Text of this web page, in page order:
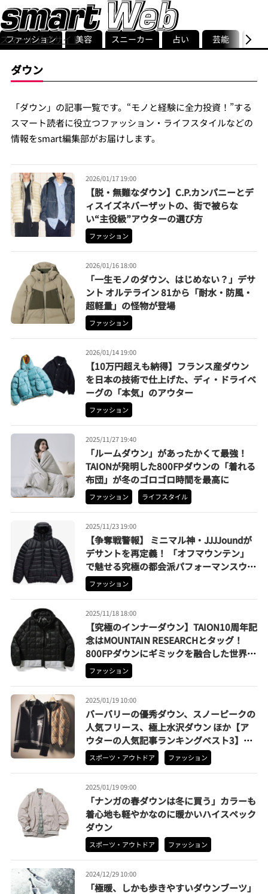
スマート公式サイト
smart最新号
記事一覧ランキング
ストリ
ファッション 美容 スニーカー 占い 芸能 グル
ダウン
「ダウン」の記事一覧です。“モノと経験に全力投資！”する
スマート読者に役立つファッション・ライフスタイルなどの
情報をsmart編集部がお届けします。
2026/01/17 19:00
【脱・無難なダウン】C.P.カンパニーとデ
ィスイズネバーザットの、街で被らな
い“主役級”アウターの選び方
ファッション
2026/01/16 18:00
「一生モノのダウン、はじめない？」デサ
ント オルテライン 81から「耐水・防風・
超軽量」の怪物が登場
ファッション
2026/01/14 19:00
【10万円超えも納得】フランス産ダウン
を日本の技術で仕上げた、ディ・ドライベ
ーグの「本気」のアウター
ファッション
2025/11/27 19:40
「ルームダウン」があったかくて最強！
TAIONが発明した800FPダウンの「着れる
布団」が冬のゴロゴロ時間を最高に
ファッション ライフスタイル
2025/11/23 19:00
【争奪戦警報】 ミニマル神・JJJJoundが
デサントを再定義！ 「オフマウンテン」
で魅せる究極の都会派パフォーマンスウェ
アファッション
2025/11/18 18:00
【究極のインナーダウン】TAION10周年記
念はMOUNTAIN RESEARCHとタッグ！
800FPダウンにギミックを融合した世界展
開の4型コレクション
ファッション
2025/01/19 10:00
バーバリーの優秀ダウン、スノーピークの
人気フリース、極上水沢ダウン ほか【ア
ウターの人気記事ランキングベスト3】
（2024年12月版）
スポーツ・アウトドア ファッション
2025/01/19 09:00
「ナンガの春ダウンは冬に買う」カラーも
着心地も軽やかなのに暖かいハイスペック
ダウン
スポーツ・アウトドア ファッション
2024/12/29 10:00
「極暖、しかも歩きやすいダウンブーツ」